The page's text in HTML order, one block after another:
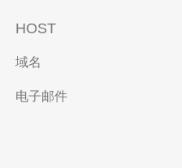
HOST
域名
电子邮件